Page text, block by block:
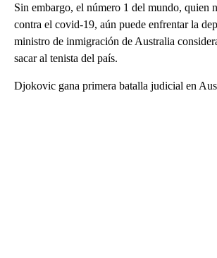
Sin embargo, el número 1 del mundo, quien
contra el covid-19, aún puede enfrentar la
ministro de inmigración de Australia
sacar al tenista del país.
Djokovic gana primera batalla judicial en